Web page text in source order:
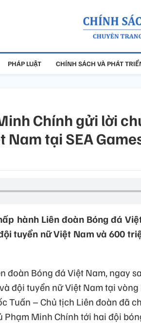
PHÁP LUẬT CHÍNH SÁCH VÀ PHÁT
Chính gửi lời
tại SEA
hành Liên đoàn Bóng đá
tuyển nữ Việt Nam và 600
đoàn Bóng đá Việt Nam, ngay
đội tuyển nữ Việt Nam tại vòng
Tuấn – Chủ tịch Liên đoàn đã
Phạm Minh Chính tới hai đội